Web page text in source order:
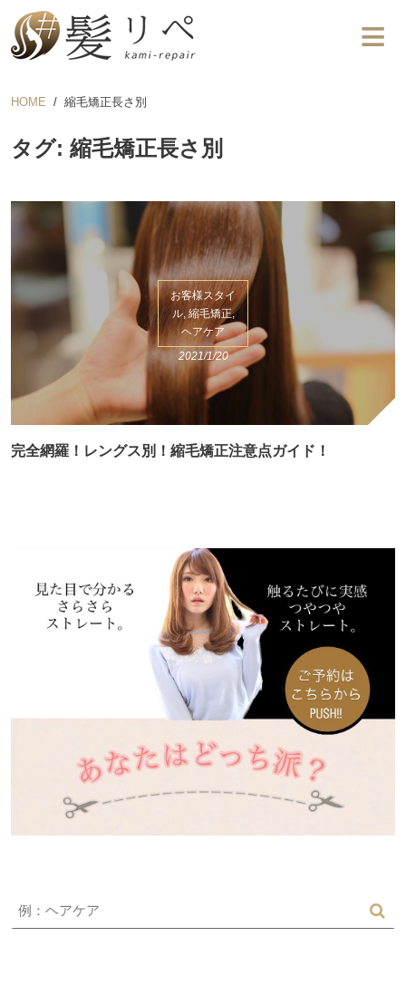
HOME 縮毛矯正長さ別
タグ: 縮毛矯正長さ別
お客様スタイ
ル, 縮毛矯正,
ヘアケア
2021/1/20
完全網羅！レングス別！縮毛矯正注意点ガイド！